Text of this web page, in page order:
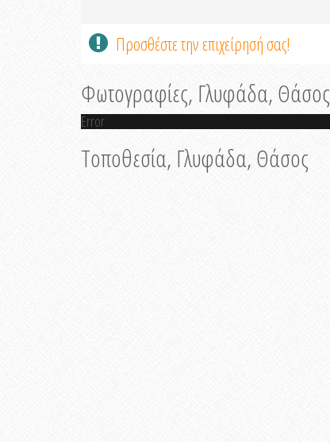
Προσθέστε την επιχείρησή σας!
Φωτογραφίες, Γλυφάδα, Θάσος
Error
Τοποθεσία, Γλυφάδα, Θάσος